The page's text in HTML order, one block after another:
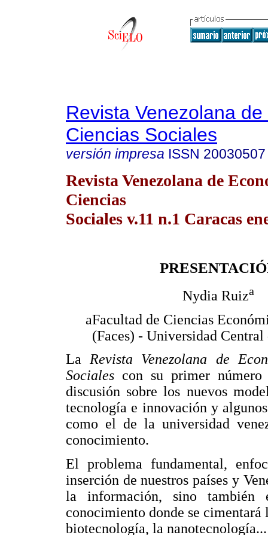
Revista Venezolana
Ciencias Sociales
versión impresa ISSN 20030507
Revista Venezolana de
Ciencias
Sociales v.11 n.1 Caracas
Nydia Ruiza
aFacultad de Ciencias
(Faces) - Universidad Central
LaRevista Venezolana de
Sociales con su primer
discusión sobre los nuevos
tecnología e innovación y
como el de la universidad
conocimiento.
El problema fundamental,
inserción de nuestros países y
la información, sino
conocimiento donde se
biotecnología, la